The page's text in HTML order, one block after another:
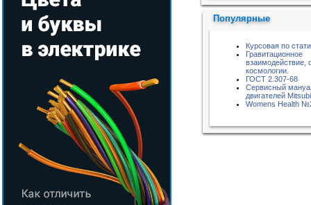
Популярные
Курсовая по
Гравитационное
взаимодействие,
космологии.
ГОСТ 2.307-68
Сервисный
двигателей
Womens Health